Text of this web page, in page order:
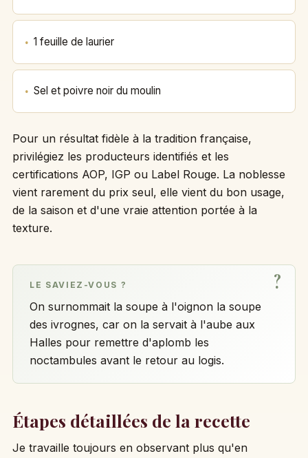
1 feuille de laurier
Sel et poivre noir du moulin
Pour un résultat fidèle à la tradition française,
privilégiez les producteurs identifiés et les
certifications AOP, IGP ou Label Rouge. La noblesse
vient rarement du prix seul, elle vient du bon usage,
de la saison et d'une vraie attention portée à la
texture.
LE SAVIEZ-VOUS ?
On surnommait la soupe à l'oignon la soupe
des ivrognes, car on la servait à l'aube aux
Halles pour remettre d'aplomb les
noctambules avant le retour au logis.
Étapes détaillées de la recette
Je travaille toujours en observant plus qu'en